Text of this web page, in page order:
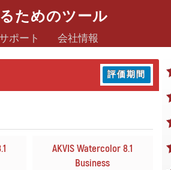
ためのツール
ポート 会社情報
評価期間
AKVIS Watercolor 8.1
Business